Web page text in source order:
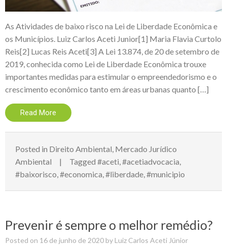
As Atividades de baixo risco na Lei de Liberdade Econômica e
os Municípios. Luiz Carlos Aceti Junior[1] Maria Flavia Curtolo
Reis[2] Lucas Reis Aceti[3] A Lei 13.874, de 20 de setembro de
2019, conhecida como Lei de Liberdade Econômica trouxe
importantes medidas para estimular o empreendedorismo e o
crescimento econômico tanto em áreas urbanas quanto […]
Read More
Posted in Direito Ambiental Mercado Jurídico
Ambiental
Tagged #aceti #acetiadvocacia
#baixorisco #economica #liberdade #municipio
Prevenir é sempre o melhor remédio?
Posted on 16 de junho de 2020 by Luiz Carlos Aceti Júnior